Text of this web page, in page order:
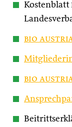
Kostenblatt
bio
bio